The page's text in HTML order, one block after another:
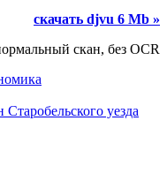
скачать djvu 6 Mb »
скан, без OCR
уезда